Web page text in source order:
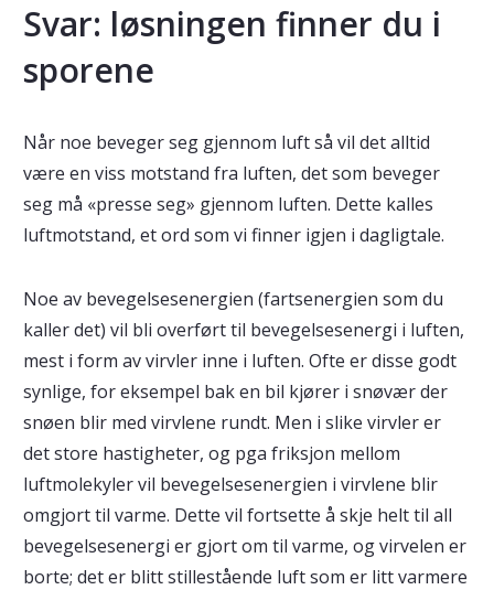
Svar: løsningen finner du i
sporene
Når noe beveger seg gjennom luft så vil det alltid
være en viss motstand fra luften, det som beveger
seg må «presse seg» gjennom luften. Dette kalles
luftmotstand, et ord som vi finner igjen i dagligtale.
Noe av bevegelsesenergien (fartsenergien som du
kaller det) vil bli overført til bevegelsesenergi i luften,
mest i form av virvler inne i luften. Ofte er disse godt
synlige, for eksempel bak en bil kjører i snøvær der
snøen blir med virvlene rundt. Men i slike virvler er
det store hastigheter, og pga friksjon mellom
luftmolekyler vil bevegelsesenergien i virvlene blir
omgjort til varme. Dette vil fortsette å skje helt til all
bevegelsesenergi er gjort om til varme, og virvelen er
borte; det er blitt stillestående luft som er litt varmere